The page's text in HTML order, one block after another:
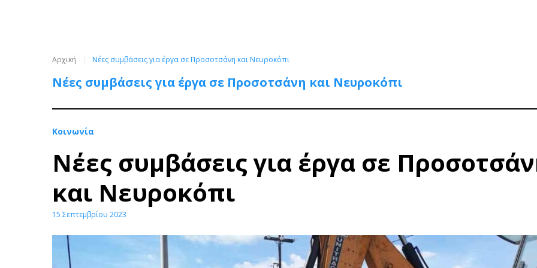
Αρχική Νέες συμβάσεις για έργα σε Προσοτσάνη και Νευροκόπι
Νέες συμβάσεις για έργα σε Προσοτσάνη και Νευροκόπι
Κοινωνία
Νέες συμβάσεις για έργα σε
και Νευροκόπι
15 Σεπτεμβρίου 2023